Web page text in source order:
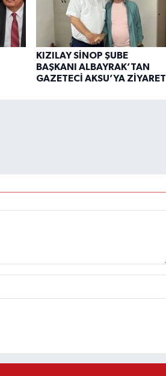
KIZILAY SİNOP ŞUBE
BAŞKANI ALBAYRAK’TAN
GAZETECİ AKSU’YA ZİYARET